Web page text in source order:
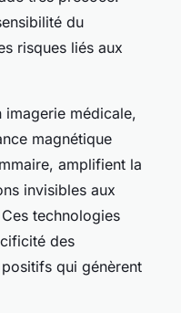
du
risques liés aux
imagerie médicale,
magnétique
amplifient la
invisibles aux
technologies
des
qui génèrent